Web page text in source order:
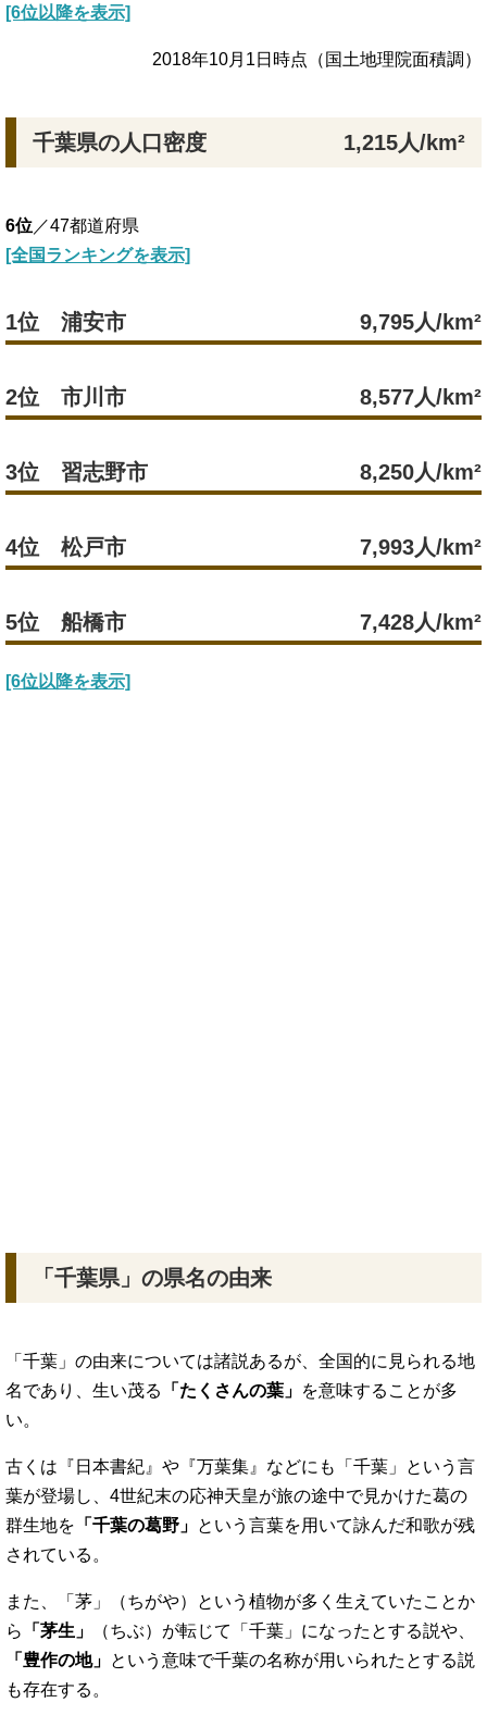
[6位以降を表示]
2018年10月1日時点（国土地理院面積調）
千葉県の人口密度 1,215人/km²
6位／47都道府県
[全国ランキングを表示]
1位 浦安市 9,795人/km²
2位 市川市 8,577人/km²
3位 習志野市 8,250人/km²
4位 松戸市 7,993人/km²
5位 船橋市 7,428人/km²
[6位以降を表示]
「千葉県」の県名の由来
「千葉」の由来については諸説あるが、全国的に見られる地
名であり、生い茂る
「たくさんの葉」 を意味することが多
い。
古くは『日本書紀』や『万葉集』などにも「千葉」という言
葉が登場し、4世紀末の応神天皇が旅の途中で見かけた葛の
群生地を 「千葉の葛野」 という言葉を用いて詠んだ和歌が残
されている。
また、「茅」（ちがや）という植物が多く生えていたことか
ら
「茅生」
（ちぶ）が転じて「千葉」になったとする説や、
「豊作の地」 という意味で千葉の名称が用いられたとする説
も存在する。